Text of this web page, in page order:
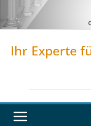
Inhalt
Ihr Experte